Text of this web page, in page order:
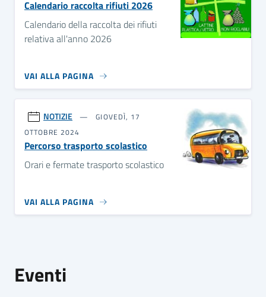
Calendario raccolta rifiuti 2026
Calendario della raccolta dei rifiuti
relativa all'anno 2026
VAI ALLA PAGINA
NOTIZIE
GIOVEDÌ, 17
OTTOBRE 2024
Percorso trasporto scolastico
Orari e fermate trasporto scolastico
VAI ALLA PAGINA
Eventi